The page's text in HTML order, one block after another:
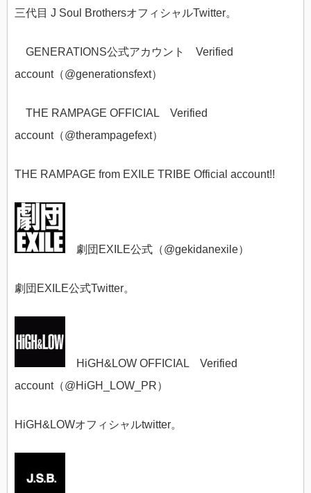
三代目 J Soul BrothersオフィシャルTwitter。
GENERATIONS公式アカウント Verified
account（@generationsfext）
THE RAMPAGE OFFICIAL Verified
account（@therampagefext）
THE RAMPAGE from EXILE TRIBE Official account!!
劇団EXILE公式（@gekidanexile）
劇団EXILE公式Twitter。
HiGH&LOW OFFICIAL Verified
account（@HiGH_LOW_PR）
HiGH&LOWオフィシャルtwitter。